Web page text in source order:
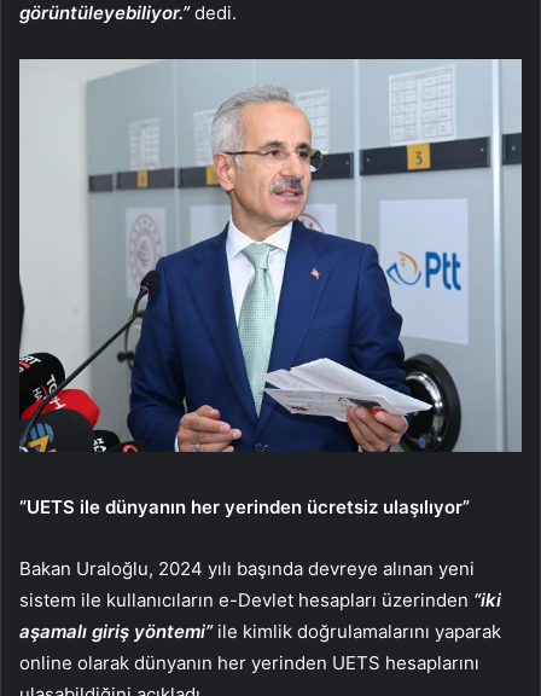
görüntüleyebiliyor.”dedi.
“UETS ile dünyanın her yerinden ücretsiz ulaşılıyor”
Bakan Uraloğlu, 2024 yılı başında devreye alınan yeni
sistem ile kullanıcıların e-Devlet hesapları üzerinden “iki
aşamalı giriş yöntemi”ile kimlik doğrulamalarını yaparak
online olarak dünyanın her yerinden UETS hesaplarını